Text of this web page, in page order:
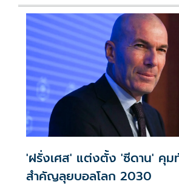
'ฝรั่งเศส' แต่งตั้ง 'ซีดาน' คุม
สำคัญลุยบอลโลก 2030